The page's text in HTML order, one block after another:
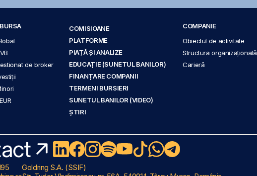
de broker
COMISIOANE
PLATFORME
PIAȚĂ ȘI ANALIZE
EDUCAȚIE (SUNETUL BANILOR)
FINANȚARE COMPANII
TERMENI BURSIERI
SUNETUL BANILOR (VIDEO)
ȘTIRI
COMPANIE
Obiectul de activitate
Structura organizațională
Carieră
Goldring S.A. (SSIF)